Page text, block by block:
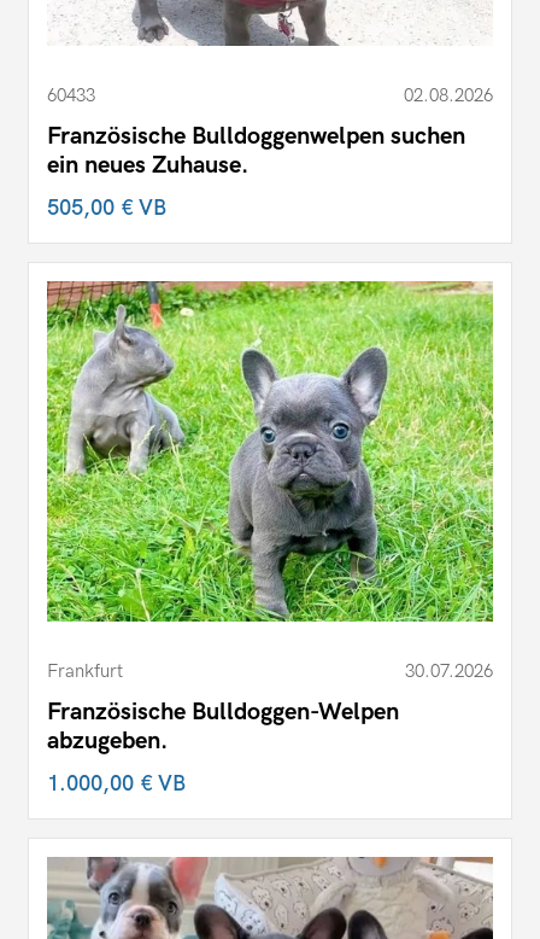
60433 02.08.2026
Französische Bulldoggenwelpen suchen
ein neues Zuhause.
505,00 €VB
Frankfurt 30.07.2026
Französische Bulldoggen-Welpen
abzugeben.
1.000,00 €VB